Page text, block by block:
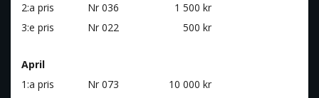
2:a pris
Nr 036
1 500 kr
3:e pris
Nr 022 500 kr
April
1:a pris
Nr 073
10 000 kr